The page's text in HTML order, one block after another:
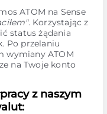
ATOM na Sense
. Korzystając z
status żądania
Po przelaniu
wymiany ATOM
na Twoje konto
z naszym